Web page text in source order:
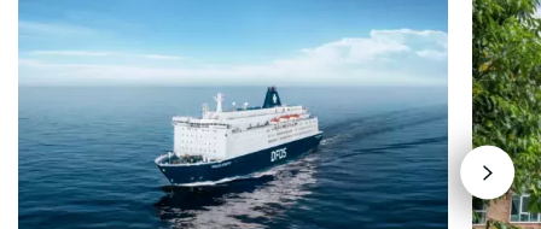
York voor een stadstour, hier kan
je over de stadsmuur wandelen,
de York Minster (€) bezoeken of
het National Railway Museum
bezoeken. De rest van de middag
is ter vrije besteding.